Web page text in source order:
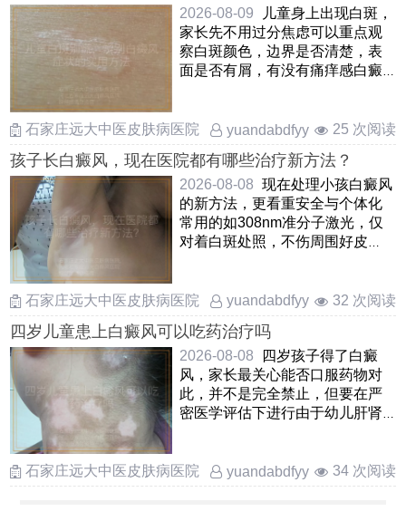
2026-08-09
儿童身上出现白斑，
家长先不用过分焦虑可以重点观
察白斑颜色，边界是否清楚，表
面是否有屑，有没有痛痒感白癜
石家庄远大中医皮肤病医院
yuandabdfyy 25 次阅读
孩子长白癜风，现在医院都有哪些治疗新方法？
2026-08-08 现在处理小孩白癜风
的新方法，更看重安全与个体化
常用的如308nm准分子激光，仅
对着白斑处照，不伤周围好皮
石家庄远大中医皮肤病医院
yuandabdfyy 32 次阅读
四岁儿童患上白癜风可以吃药治疗吗
2026-08-08
四岁孩子得了白癜
风，家长最关心能否口服药物对
此，并不是完全禁止，但要在严
密医学评估下进行由于幼儿肝肾
石家庄远大中医皮肤病医院
yuandabdfyy 34 次阅读